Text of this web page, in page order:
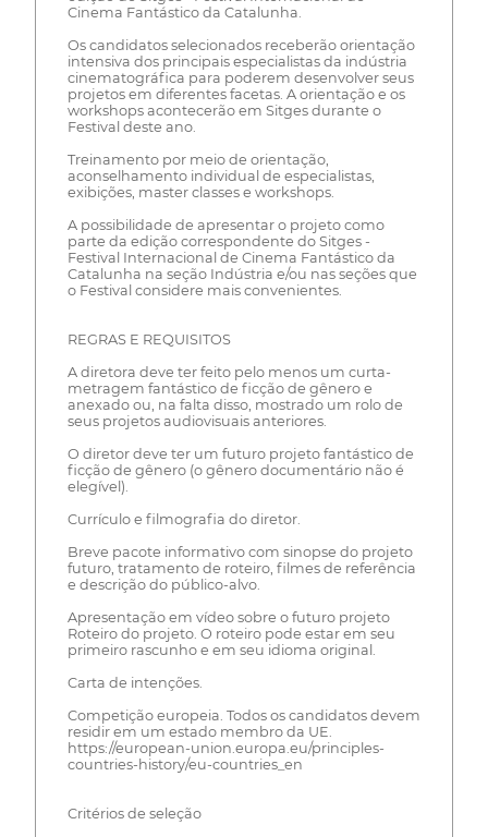
Cinema Fantástico da Catalunha.
Os candidatos selecionados receberão orientação
intensiva dos principais especialistas da indústria
cinematográfica para poderem desenvolver seus
projetos em diferentes facetas. A orientação e os
workshops acontecerão em Sitges durante o
Festival deste ano.
Treinamento por meio de orientação,
aconselhamento individual de especialistas,
exibições, master classes e workshops.
A possibilidade de apresentar o projeto como
parte da edição correspondente do Sitges -
Festival Internacional de Cinema Fantástico da
Catalunha na seção Indústria e/ou nas seções que
o Festival considere mais convenientes.
REGRAS E REQUISITOS
A diretora deve ter feito pelo menos um curta-
metragem fantástico de ficção de gênero e
anexado ou, na falta disso, mostrado um rolo de
seus projetos audiovisuais anteriores.
O diretor deve ter um futuro projeto fantástico de
ficção de gênero (o gênero documentário não é
elegível).
Currículo e filmografia do diretor.
Breve pacote informativo com sinopse do projeto
futuro, tratamento de roteiro, filmes de referência
e descrição do público-alvo.
Apresentação em vídeo sobre o futuro projeto
Roteiro do projeto. O roteiro pode estar em seu
primeiro rascunho e em seu idioma original.
Carta de intenções.
Competição europeia. Todos os candidatos devem
residir em um estado membro da UE.
https://european-union.europa.eu/principles-
countries-history/eu-countries_en
Critérios de seleção